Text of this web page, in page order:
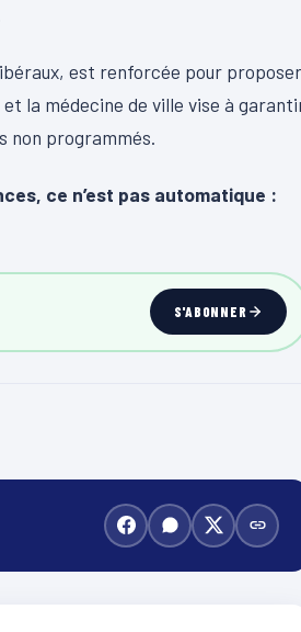
est renforcée pour proposer
la médecine de ville vise à
non programmés.
ce n’est pas automatique :
S'ABONNER